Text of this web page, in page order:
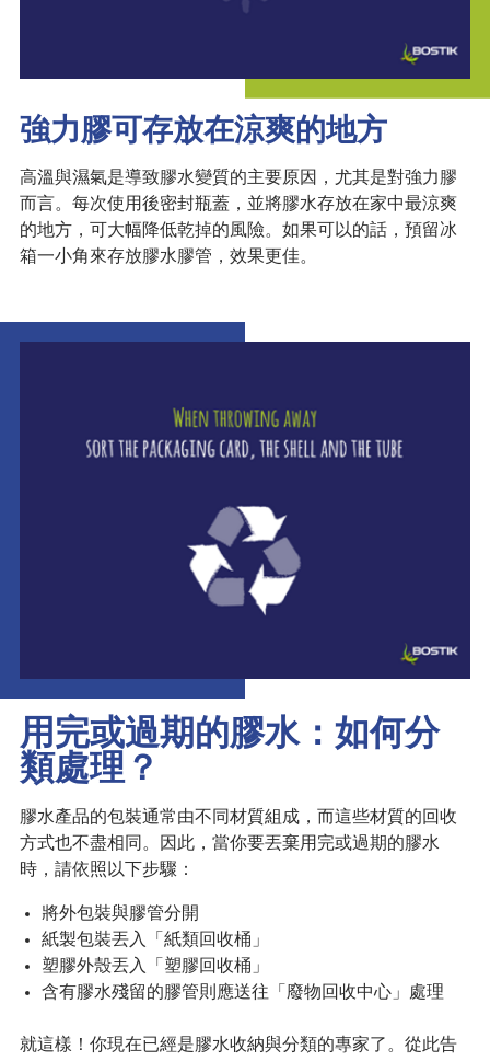
強力膠可存放在涼爽的地方
高溫與濕氣是導致膠水變質的主要原因，尤其是對強力膠
而言。每次使用後密封瓶蓋，並將膠水存放在家中最涼爽
的地方，可大幅降低乾掉的風險。如果可以的話，預留冰
箱一小角來存放膠水膠管，效果更佳。
用完或過期的膠水：如何分
類處理？
膠水產品的包裝通常由不同材質組成，而這些材質的回收
方式也不盡相同。因此，當你要丟棄用完或過期的膠水
時，請依照以下步驟：
將外包裝與膠管分開
紙製包裝丟入「紙類回收桶」
塑膠外殼丟入「塑膠回收桶」
含有膠水殘留的膠管則應送往「廢物回收中心」處理
就這樣！你現在已經是膠水收納與分類的專家了。從此告